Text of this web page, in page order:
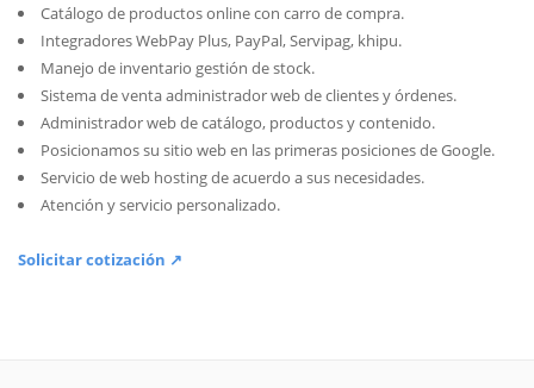
Catálogo de productos online con carro de compra.
Integradores WebPay Plus, PayPal, Servipag, khipu.
Manejo de inventario gestión de stock.
Sistema de venta administrador web de clientes y órdenes.
Administrador web de catálogo, productos y contenido.
Posicionamos su sitio web en las primeras posiciones de Google.
Servicio de web hosting de acuerdo a sus necesidades.
Atención y servicio personalizado.
Solicitar cotización ↗